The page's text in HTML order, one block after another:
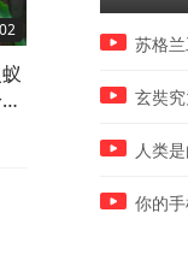
的人？ 熊真的认
苏格
玄奘
人类
你的